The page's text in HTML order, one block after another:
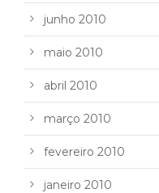
junho 2010
maio 2010
abril 2010
março 2010
fevereiro 2010
janeiro 2010